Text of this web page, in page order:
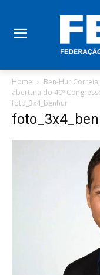
Home
Ben-Hur
abertura do 40º
foto_3x4_benhur